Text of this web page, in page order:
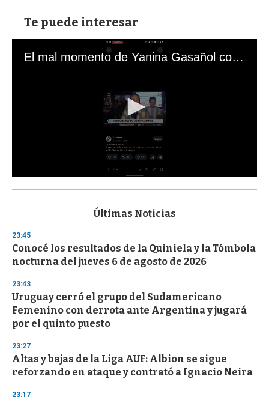
Te puede interesar
El mal momento de Yanina Gasañol con un hincha argentino en "Subrayado"
s
d
s
o
f
3
s
e
c
o
d
s
Últimas Noticias
23:45
Conocé los resultados de la Quiniela y la Tómbola
nocturna del jueves 6 de agosto de 2026
23:43
Uruguay cerró el grupo del Sudamericano
Femenino con derrota ante Argentina y jugará
por el quinto puesto
23:27
Altas y bajas de la Liga AUF: Albion se sigue
reforzando en ataque y contrató a Ignacio Neira
23:17